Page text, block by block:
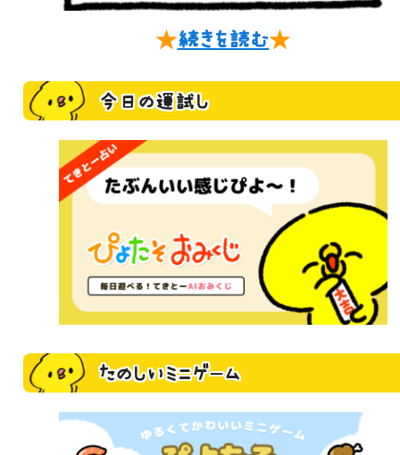
★続きを読む★
今日の運試し
たのしいミニゲーム